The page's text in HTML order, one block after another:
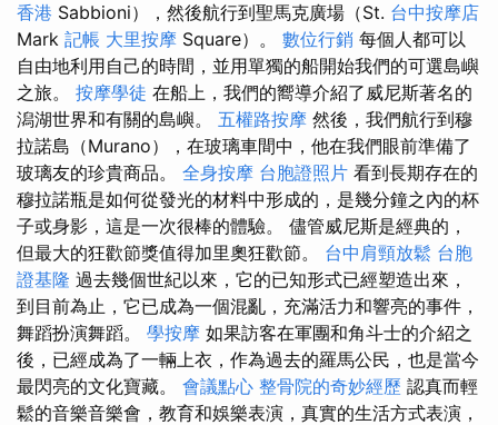
香港 Sabbioni），然後航行到聖馬克廣場（St. 台中按摩店
Mark 記帳 大里按摩 Square）。 數位行銷 每個人都可以
自由地利用自己的時間，並用單獨的船開始我們的可選島嶼
之旅。 按摩學徒 在船上，我們的嚮導介紹了威尼斯著名的
潟湖世界和有關的島嶼。 五權路按摩 然後，我們航行到穆
拉諾島（Murano），在玻璃車間中，他在我們眼前準備了
玻璃友的珍貴商品。 全身按摩 台胞證照片 看到長期存在的
穆拉諾瓶是如何從發光的材料中形成的，是幾分鐘之內的杯
子或身影，這是一次很棒的體驗。 儘管威尼斯是經典的，
但最大的狂歡節獎值得加里奧狂歡節。 台中肩頸放鬆 台胞
證基隆 過去幾個世紀以來，它的已知形式已經塑造出來，
到目前為止，它已成為一個混亂，充滿活力和響亮的事件，
舞蹈扮演舞蹈。 學按摩 如果訪客在軍團和角斗士的介紹之
後，已經成為了一輛上衣，作為過去的羅馬公民，也是當今
最閃亮的文化寶藏。 會議點心 整骨院的奇妙經歷 認真而輕
鬆的音樂音樂會，教育和娛樂表演，真實的生活方式表演，